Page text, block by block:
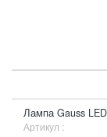
Лампа Gauss
Артикул :